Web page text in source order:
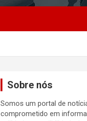
Sobre nós
Somos um portal de
comprometido em